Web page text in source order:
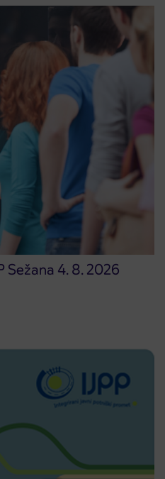
Sežana 4. 8. 2026